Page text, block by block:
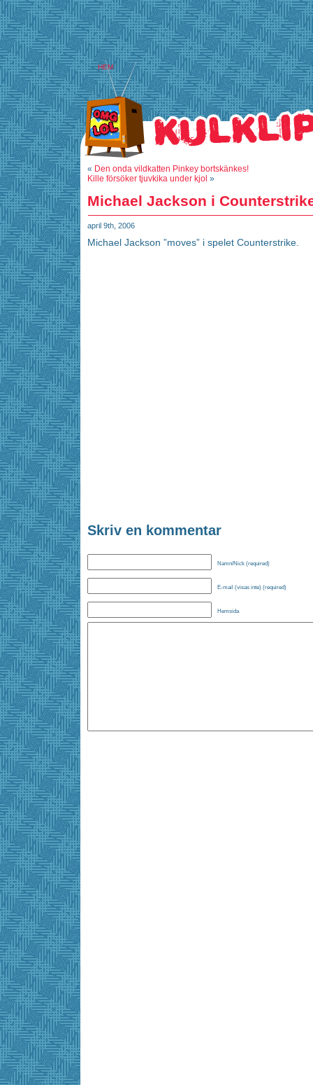
HEM
« Den onda vildkatten Pinkey bortskänkes!
Kille försöker tjuvkika under kjol »
Michael Jackson i
april 9th, 2006
Michael Jackson ”moves” i spelet Counterstrike.
Skriv en kommentar
Namn/Nick (required)
E-mail (visas inte) (required)
Hemsida